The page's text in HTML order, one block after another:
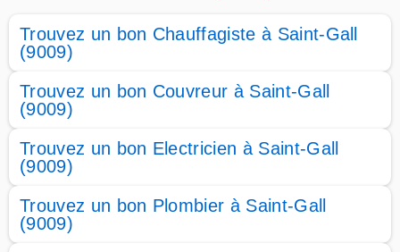
Trouvez un bon Chauffagiste à Saint-Gall
(9009)
Trouvez un bon Couvreur à Saint-Gall
(9009)
Trouvez un bon Electricien à Saint-Gall
(9009)
Trouvez un bon Plombier à Saint-Gall
(9009)